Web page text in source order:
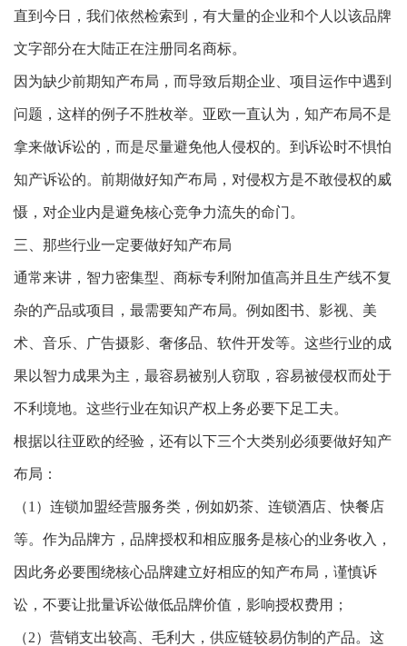
直到今日，我们依然检索到，有大量的企业和个人以该品牌
文字部分在大陆正在注册同名商标。
因为缺少前期知产布局，而导致后期企业、项目运作中遇到
问题，这样的例子不胜枚举。亚欧一直认为，知产布局不是
拿来做诉讼的，而是尽量避免他人侵权的。到诉讼时不惧怕
知产诉讼的。前期做好知产布局，对侵权方是不敢侵权的威
慑，对企业内是避免核心竞争力流失的命门。
三、那些行业一定要做好知产布局
通常来讲，智力密集型、商标专利附加值高并且生产线不复
杂的产品或项目，最需要知产布局。例如图书、影视、美
术、音乐、广告摄影、奢侈品、软件开发等。这些行业的成
果以智力成果为主，最容易被别人窃取，容易被侵权而处于
不利境地。这些行业在知识产权上务必要下足工夫。
根据以往亚欧的经验，还有以下三个大类别必须要做好知产
布局：
（1）连锁加盟经营服务类，例如奶茶、连锁酒店、快餐店
等。作为品牌方，品牌授权和相应服务是核心的业务收入，
因此务必要围绕核心品牌建立好相应的知产布局，谨慎诉
讼，不要让批量诉讼做低品牌价值，影响授权费用；
（2）营销支出较高、毛利大，供应链较易仿制的产品。这